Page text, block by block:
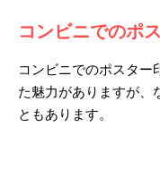
コンビニでのポ
コンビニでのポスター
た魅力がありますが、
ともあります。